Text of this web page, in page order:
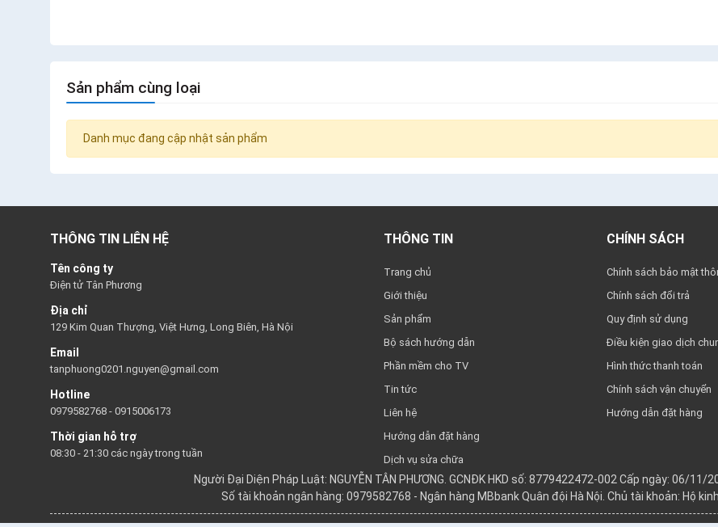
Sản phẩm cùng loại
Danh mục đang cập nhật sản phẩm
THÔNG TIN LIÊN HỆ
Tên công ty
Điện tử Tân Phương
Địa chỉ
129 Kim Quan Thượng, Việt Hưng, Long Biên, Hà Nội
Email
tanphuong0201.nguyen@gmail.com
Hotline
0979582768 - 0915006173
Thời gian hỗ trợ
08:30 - 21:30 các ngày trong tuần
THÔNG TIN
Trang chủ
Giới thiệu
Sản phẩm
Bộ sách hướng dẫn
Phần mềm cho TV
Tin tức
Liên hệ
Hướng dẫn đặt hàng
Dịch vụ sửa chữa
CHÍNH SÁCH
Chính sách bảo mật
Chính sách đổi trả
Quy định sử dụng
Điều kiện giao dịch
Hình thức thanh toán
Chính sách vận chuyển
Hướng dẫn đặt hàng
Người Đại Diện Pháp Luật: NGUYỄN TÂN PHƯƠNG. GCNĐK HKD số: 8779422472-002 Cấp ngày: 06/11/
Số tài khoản ngân hàng: 0979582768 - Ngân hàng MBbank Quân đội Hà Nội. Chủ tài khoản: Hộ